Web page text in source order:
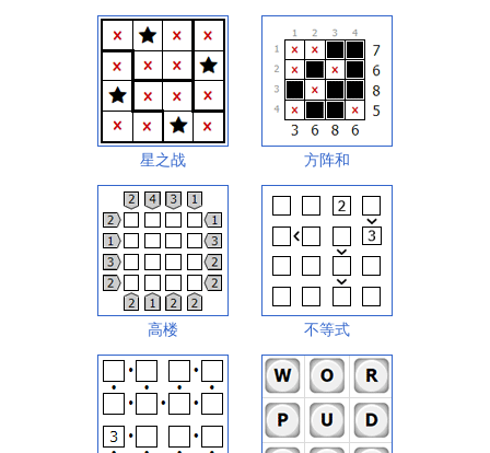
星之战 方阵和
高楼 不等式